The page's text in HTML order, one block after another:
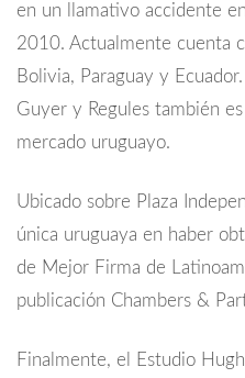
en un llamativo accidente
2010. Actualmente cuenta
Bolivia, Paraguay y Ecuador.
Guyer y Regules también
mercado uruguayo.
Ubicado sobre Plaza
única uruguaya en haber
de Mejor Firma de
publicación Chambers &
Finalmente, el Estudio